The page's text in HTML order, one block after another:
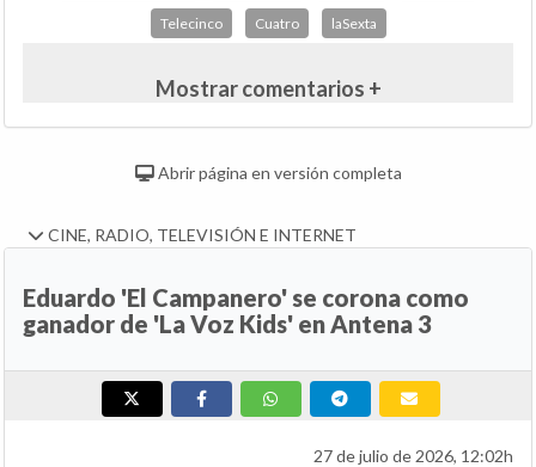
Telecinco Cuatro laSexta
Mostrar comentarios +
Abrir página en versión completa
CINE, RADIO, TELEVISIÓN E INTERNET
Eduardo 'El Campanero' se corona como
ganador de 'La Voz Kids' en Antena 3
27 de julio de 2026, 12:02h